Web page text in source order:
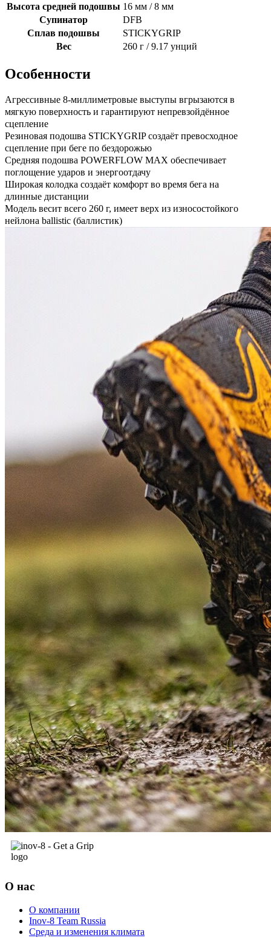
Высота средней подошвы 16 мм / 8 мм
Супинатор
DFB
Сплав подошвы
STICKYGRIP
Вес
260 г / 9.17 унций
Особенности
Агрессивные 8-миллиметровые выступы вгрызаются в
мягкую поверхность и гарантируют непревзойдённое
сцепление
Резиновая подошва STICKYGRIP создаёт превосходное
сцепление при беге по бездорожью
Средняя подошва POWERFLOW MAX обеспечивает
поглощение ударов и энергоотдачу
Широкая колодка создаёт комфорт во время бега на
длинные дистанции
Модель весит всего 260 г, имеет верх из износостойкого
нейлона ballistic (баллистик)
О нас
О компании
Inov-8 Team Russia
Среда и изменения климата